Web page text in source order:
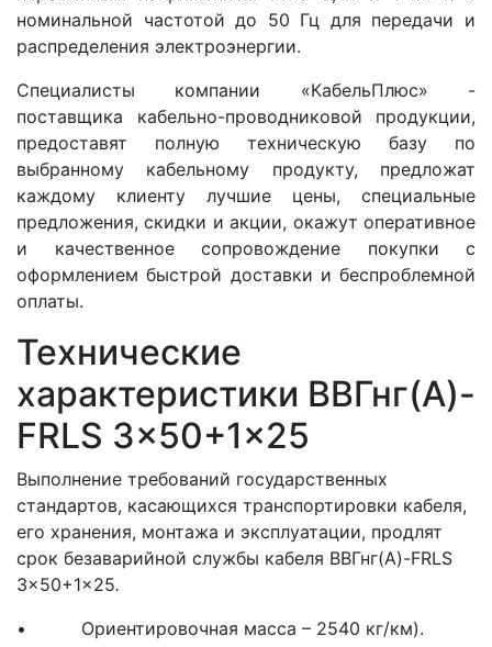
номинальной частотой до 50 Гц для передачи и
распределения электроэнергии.
Специалисты компании «КабельПлюс» -
поставщика кабельно-проводниковой продукции,
предоставят полную техническую базу по
выбранному кабельному продукту, предложат
каждому клиенту лучшие цены, специальные
предложения, скидки и акции, окажут оперативное
и качественное сопровождение покупки с
оформлением быстрой доставки и беспроблемной
оплаты.
Технические
характеристики ВВГнг(A)-
FRLS 3x50+1x25
Выполнение требований государственных
стандартов, касающихся транспортировки кабеля,
его хранения, монтажа и эксплуатации, продлят
срок безаварийной службы кабеля ВВГнг(A)-FRLS
3x50+1x25.
• Ориентировочная масса – 2540 кг/км).